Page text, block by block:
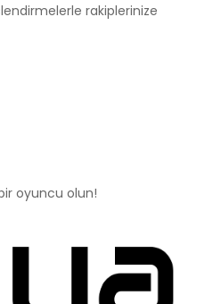
rakiplerinize
oyuncu olun!